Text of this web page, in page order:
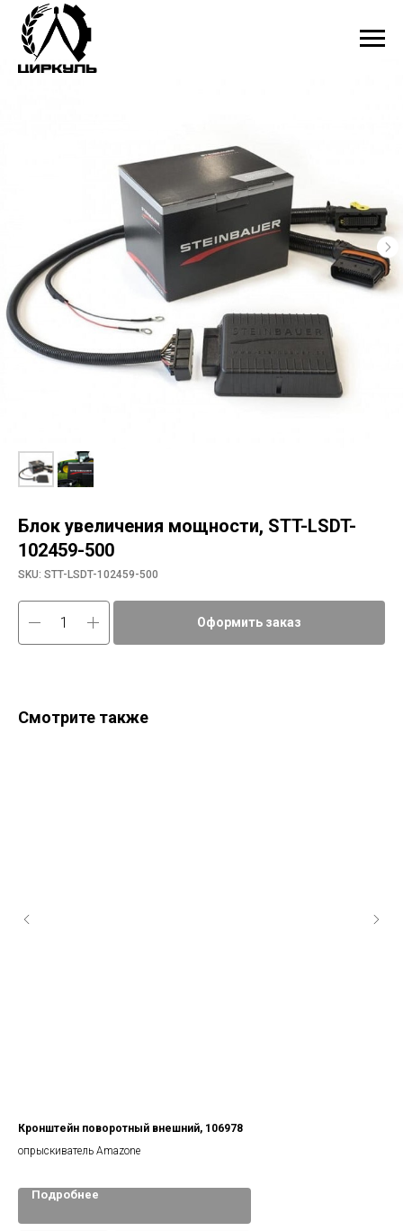
Блок увеличения мощности, STT-LSDT-
102459-500
SKU: STT-LSDT-102459-500
Оформить заказ
Смотрите также
Кронштейн поворотный внешний, 106978
опрыскиватель Amazone
Подробнее